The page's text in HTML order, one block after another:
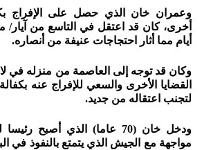
وعمران خان الذي حصل على الإفراج
أخرى، كان قد اعتقل في التاسع من آيار/
أيام مما أثار احتجاجات عنيفة من أنصاره.
وكان قد توجه إلى العاصمة من منزله في
القضايا الأخرى والسعي للإفراج عنه
لتجنب اعتقاله من جديد.
مواجهة مع الجيش الذي يتمتع بالنفوذ في